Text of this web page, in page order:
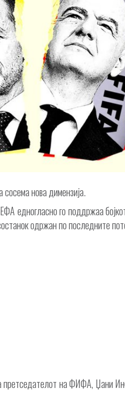
нова димензија.
едногласно го поддржаа
одржан по последните
претседателот на ФИФА, Џани